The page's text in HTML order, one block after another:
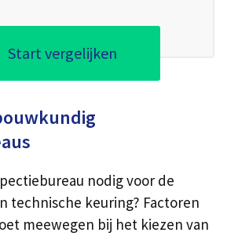
Start vergelijken
nodig voor de
technische keuring? Factoren
meewegen bij het kiezen van